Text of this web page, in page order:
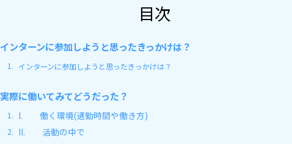
目次
インターンに参加しようと思ったきっかけは？
インターンに参加しようと思ったきっかけは？
実際に働いてみてどうだった？
I. 働く環境(通勤時間や働き方)
II. 活動の中で